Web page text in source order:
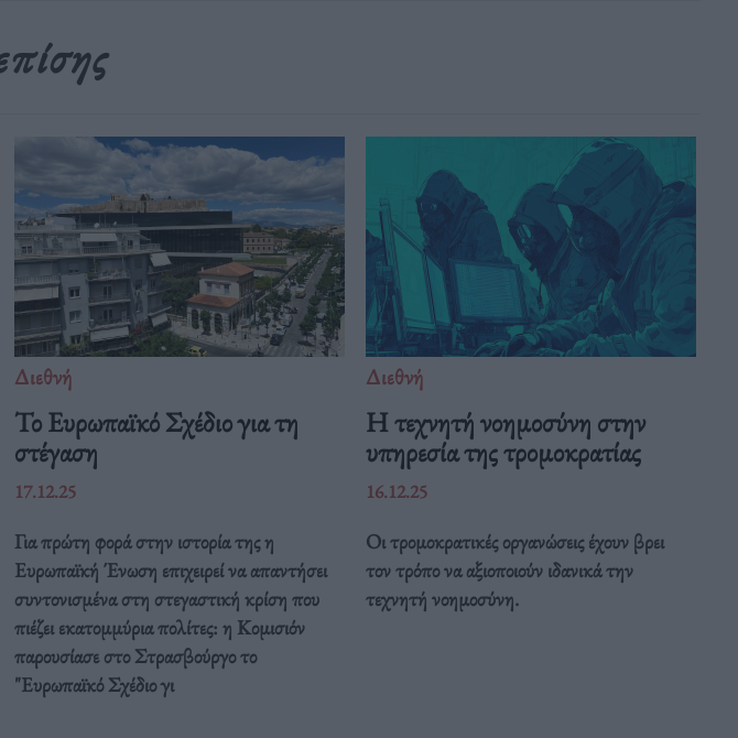
Διεθνή
Το Ευρωπαϊκό Σχέδιο για τη
στέγαση
17.12.25
Για πρώτη φορά στην ιστορία της η
Ευρωπαϊκή Ένωση επιχειρεί να απαντήσει
συντονισμένα στη στεγαστική κρίση που
πιέζει εκατομμύρια πολίτες: η Κομισιόν
παρουσίασε στο Στρασβούργο το
"Ευρωπαϊκό Σχέδιο γι
Διεθνή
Η τεχνητή νοημοσύνη στην
υπηρεσία της τρομοκρατίας
16.12.25
Οι τρομοκρατικές οργανώσεις έχουν βρει
τον τρόπο να αξιοποιούν ιδανικά την
τεχνητή νοημοσύνη.